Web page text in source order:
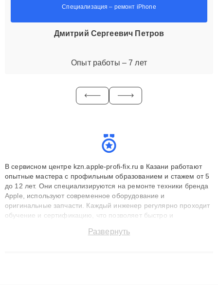
Специализация – ремонт iPhone
Дмитрий Сергеевич Петров
Опыт работы – 7 лет
В сервисном центре kzn.apple-profi-fix.ru в Казани работают
опытные мастера с профильным образованием и стажем от 5
до 12 лет. Они специализируются на ремонте техники бренда
Apple, используют современное оборудование и
оригинальные запчасти. Каждый инженер регулярно проходит
обучение и сертификацию, что позволяет быстро и
сохранением гарантии до 3 лет. Наши мастера решают
Развернуть